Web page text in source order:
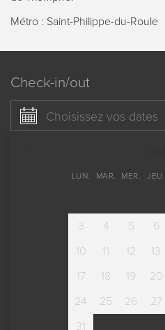
Métro : Saint-Philippe-du-Roule
Check-in/out
Choisissez vos dates
LUN. MAR. MER. JEU.
3
4 5 6
10
11 12 13
17
18 19 20
24
25 26 27
31